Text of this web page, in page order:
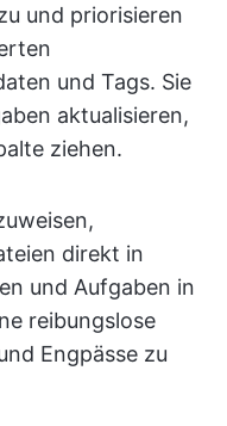
und priorisieren
und Tags. Sie
aktualisieren,
ziehen.
direkt in
und Aufgaben in
reibungslose
Engpässe zu